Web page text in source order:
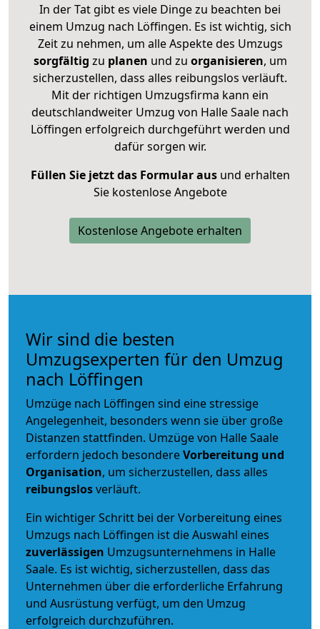
In der Tat gibt es viele Dinge zu beachten bei
einem Umzug nach Löffingen. Es ist wichtig, sich
Zeit zu nehmen, um alle Aspekte des Umzugs
sorgfältig zu planen und zu organisieren, um
sicherzustellen, dass alles reibungslos verläuft.
Mit der richtigen Umzugsfirma kann ein
deutschlandweiter Umzug von Halle Saale nach
Löffingen erfolgreich durchgeführt werden und
dafür sorgen wir.
Füllen Sie jetzt das Formular ausund erhalten
Sie kostenlose Angebote
Kostenlose Angebote erhalten
Wir sind die besten
Umzugsexperten für den Umzug
nach Löffingen
Umzüge nach Löffingen sind eine stressige
Angelegenheit, besonders wenn sie über große
Distanzen stattfinden. Umzüge von Halle Saale
erfordern jedoch besondereVorbereitung und
Organisation, um sicherzustellen, dass alles
reibungslosverläuft.
Ein wichtiger Schritt bei der Vorbereitung eines
Umzugs nach Löffingen ist die Auswahl eines
zuverlässigen Umzugsunternehmens in Halle
Saale. Es ist wichtig, sicherzustellen, dass das
Unternehmen über die erforderliche Erfahrung
und Ausrüstung verfügt, um den Umzug
erfolgreich durchzuführen.